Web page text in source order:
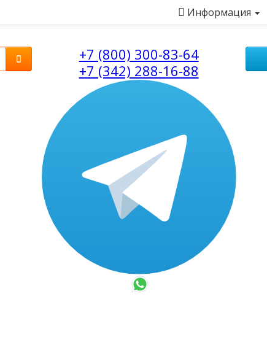
Информация
+7 (800) 300-83-64
+7 (342) 288-16-88